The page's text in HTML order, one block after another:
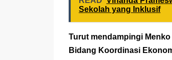
Sekolah yang Inklusif
Turut mendampingi
Bidang Koordinasi